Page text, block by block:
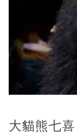
大貓熊七